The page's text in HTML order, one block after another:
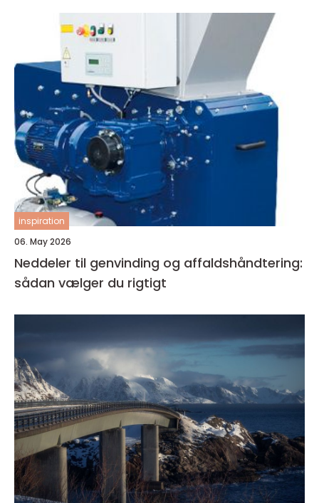
inspiration
06. May 2026
Neddeler til genvinding og affaldshåndtering:
sådan vælger du rigtigt